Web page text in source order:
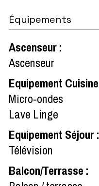
Équipements
Ascenseur:
Ascenseur
Equipement Cuisine
Micro-ondes
Lave Linge
Equipement Séjour:
Télévision
Balcon/Terrasse :